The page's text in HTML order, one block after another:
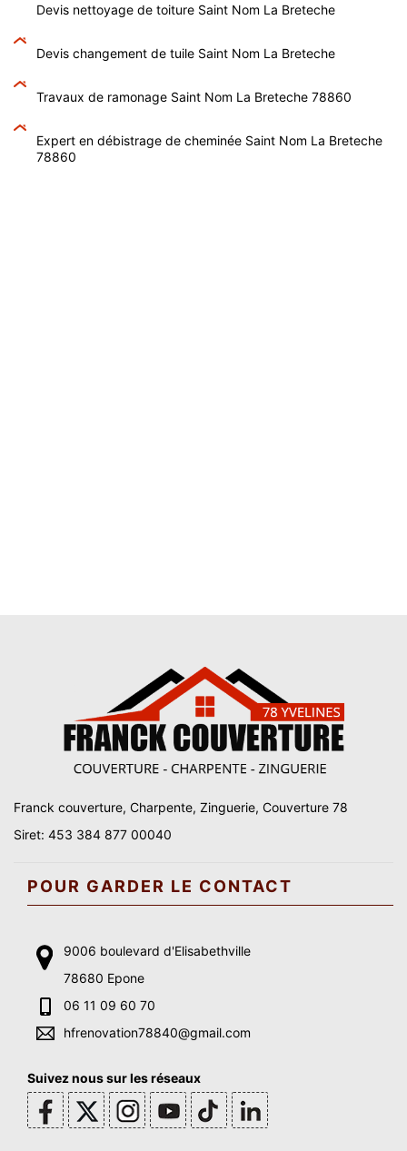
Devis nettoyage de toiture Saint Nom La Breteche
Devis changement de tuile Saint Nom La Breteche
Travaux de ramonage Saint Nom La Breteche 78860
Expert en débistrage de cheminée Saint Nom La Breteche
78860
Franck couverture, Charpente, Zinguerie, Couverture 78
Siret: 453 384 877 00040
POUR GARDER LE CONTACT
9006 boulevard d'Elisabethville
78680 Epone
06 11 09 60 70
hfrenovation78840@gmail.com
Suivez nous sur les réseaux